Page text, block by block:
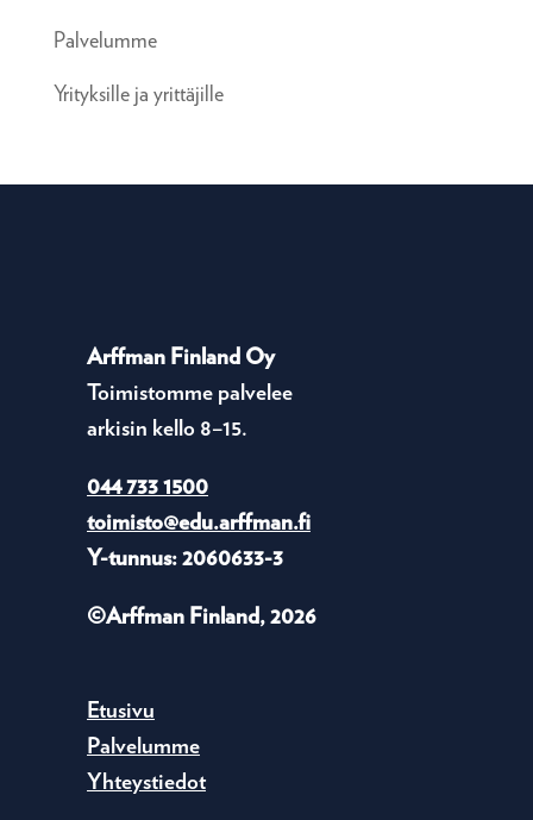
Palvelumme
Yrityksille ja yrittäjille
Arffman Finland Oy
Toimistomme palvelee
arkisin kello 8–15.
044 733 1500
toimisto@edu.arffman.fi
Y-tunnus: 2060633-3
©Arffman Finland, 2026
Etusivu
Palvelumme
Yhteystiedot